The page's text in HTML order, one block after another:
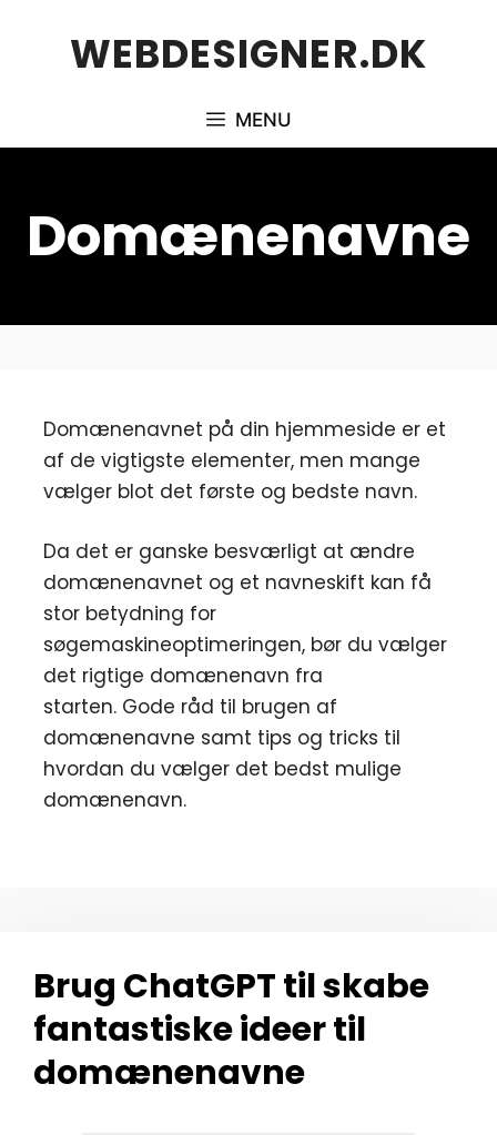
WEBDESIGNER.DK
MENU
Domænenavne
Domænenavnet på din hjemmeside er et
af de vigtigste elementer, men mange
vælger blot det første og bedste navn.
Da det er ganske besværligt at ændre
domænenavnet og et navneskift kan få
stor betydning for
søgemaskineoptimeringen, bør du vælger
det rigtige domænenavn fra
starten. Gode råd til brugen af
domænenavne samt tips og tricks til
hvordan du vælger det bedst mulige
domænenavn.
Brug ChatGPT til skabe
fantastiske ideer til
domænenavne